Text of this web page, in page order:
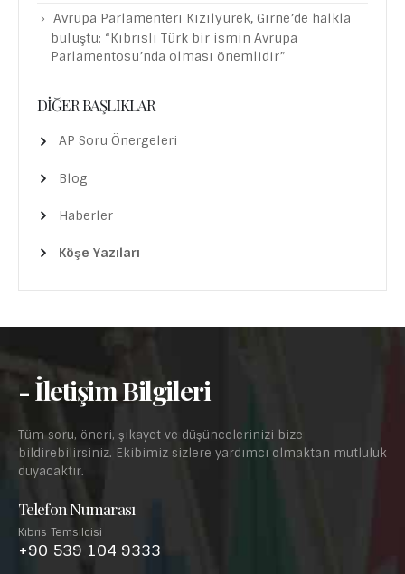
Avrupa Parlamenteri Kızılyürek, Girne’de halkla
buluştu: “Kıbrıslı Türk bir ismin Avrupa
Parlamentosu’nda olması önemlidir”
DIĞER BAŞLIKLAR
AP Soru Önergeleri
Blog
Haberler
Köşe Yazıları
- İletişim Bilgileri
Tüm soru, öneri, şikayet ve düşüncelerinizi bize
bildirebilirsiniz. Ekibimiz sizlere yardımcı olmaktan mutluluk
duyacaktır.
Telefon Numarası
Kıbrıs Temsilcisi
+90 539 104 9333